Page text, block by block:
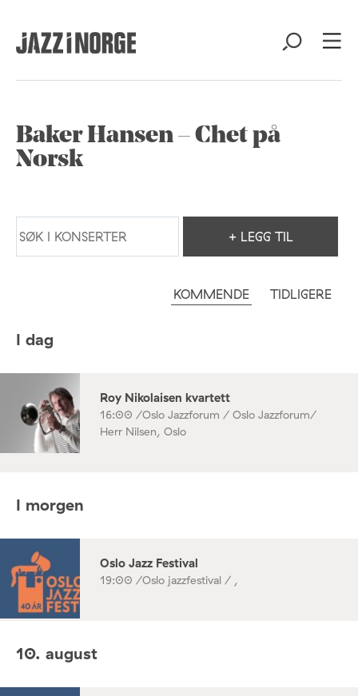
Baker Hansen – Chet på
Norsk
+ LEGG TIL
KOMMENDE TIDLIGERE
I dag
Roy Nikolaisen kvartett
16:00 /Oslo Jazzforum / Oslo Jazzforum/
Herr Nilsen, Oslo
I morgen
Oslo Jazz Festival
19:00 /Oslo jazzfestival / ,
10. august